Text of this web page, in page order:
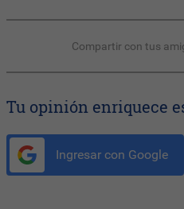
Compartir con tus
Tu opinión enriquece
Ingresar con Google